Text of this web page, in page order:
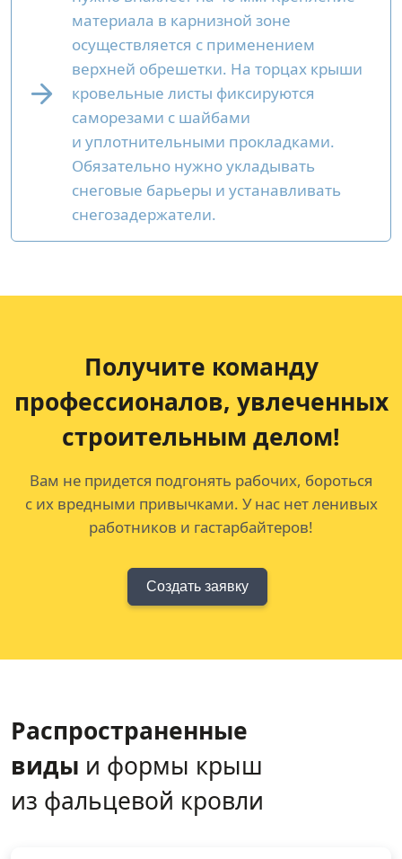
материала в карнизной зоне
осуществляется с применением
верхней обрешетки. На торцах крыши
кровельные листы фиксируются
саморезами с шайбами
и уплотнительными прокладками.
Обязательно нужно укладывать
снеговые барьеры и устанавливать
снегозадержатели.
Получите команду
профессионалов, увлеченных
строительным делом!
Вам не придется подгонять рабочих, бороться
с их вредными привычками. У нас нет ленивых
работников и гастарбайтеров!
Создать заявку
Распространенные
виды и формы крыш
из фальцевой кровли